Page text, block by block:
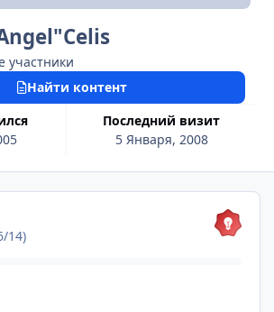
участники
Последний визит
5 Января, 2008
Найти контент
14)